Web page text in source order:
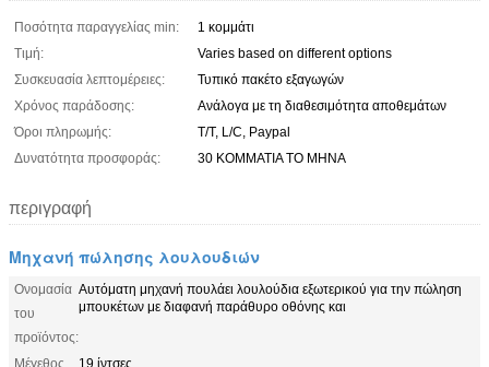
Ποσότητα παραγγελίας min:
1 κομμάτι
Τιμή:
Varies based on different options
Συσκευασία λεπτομέρειες:
Τυπικό πακέτο εξαγωγών
Χρόνος παράδοσης:
Ανάλογα με τη διαθεσιμότητα αποθεμάτων
Όροι πληρωμής:
T/T, L/C, Paypal
Δυνατότητα προσφοράς:
30 ΚΟΜΜΑΤΙΑ ΤΟ ΜΗΝΑ
περιγραφή
Μηχανή πώλησης λουλουδιών
Ονομασία
του
προϊόντος:
Αυτόματη μηχανή πουλάει λουλούδια εξωτερικού για την πώληση
μπουκέτων με διαφανή παράθυρο οθόνης και
Μέγεθος
19 ίντσες